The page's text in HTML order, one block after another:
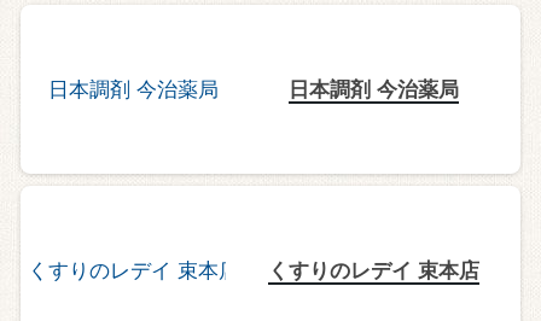
日本調剤 今治薬局
くすりのレデイ 束本店